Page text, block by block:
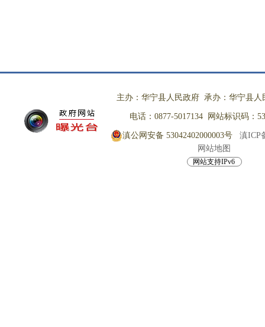
主办：华宁县人民政府 承办：华宁县人
电话：0877-5017134 网站标识码：
滇公网安备 53042402000003号
滇ICP
网站地图
网站支持IPv6